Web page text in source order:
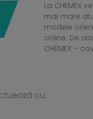
La CHEMEX
mai mare
modele
online. De
CHEMEX –
cu: